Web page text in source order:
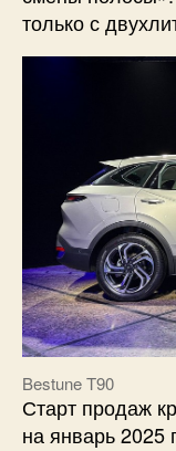
только с
Bestune T90
Старт продаж
на январь